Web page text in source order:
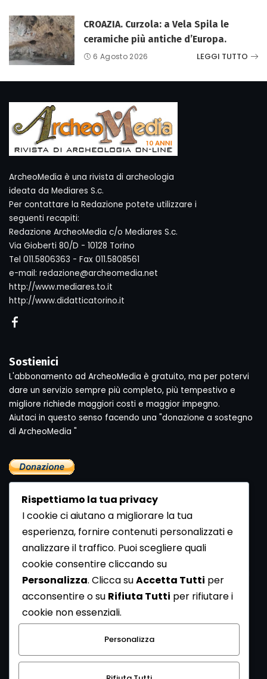
CROAZIA. Curzola: a Vela Spila le
ceramiche più antiche d’Europa.
6 Agosto 2026 LEGGI TUTTO
ArcheoMedia è una rivista di archeologia
ideata da Mediares S.c.
Per contattare la Redazione potete utilizzare i
seguenti recapiti:
Redazione ArcheoMedia c/o Mediares S.c.
Via Gioberti 80/D - 10128 Torino
Tel 011.5806363 - Fax 011.5808561
e-mail: redazione@archeomedia.net
http://www.mediares.to.it
http://www.didatticatorino.it
Sostienici
L'abbonamento ad ArcheoMedia è gratuito, ma per potervi
dare un servizio sempre più completo, più tempestivo e
migliore richiede maggiori costi e maggior impegno.
Aiutaci in questo senso facendo una "donazione a sostegno
di ArcheoMedia "
Newsletter
Se vuoi ricevere la Rivista gratuita di archeologia realizzata
dalla Redazione di ArcheoMedia iscriviti alla nostra
Newsletter [Clicca Qui]
Con l'invio del messaggio l'utente dichiara di aver letto
l’informativa sulla privacy e di acconsentire al trattamento
dei propri dati personali.
Rispettiamo la tua privacy
I cookie ci aiutano a migliorare la tua
esperienza, fornire contenuti personalizzati e
analizzare il traffico. Puoi scegliere quali
cookie consentire cliccando su
Personalizza. Clicca suAccetta Tutti per
acconsentire o su Rifiuta Tutti per rifiutare i
cookie non essenziali.
Personalizza